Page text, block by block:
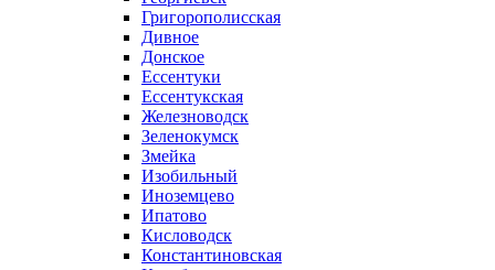
Григорополисская
Дивное
Донское
Ессентуки
Ессентукская
Железноводск
Зеленокумск
Змейка
Изобильный
Иноземцево
Ипатово
Кисловодск
Константиновская